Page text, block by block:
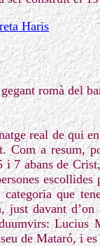
Haris
romà del
real de qui
a resum,
i 7 abans de
que
just davant
Lucius
de Mataró, i